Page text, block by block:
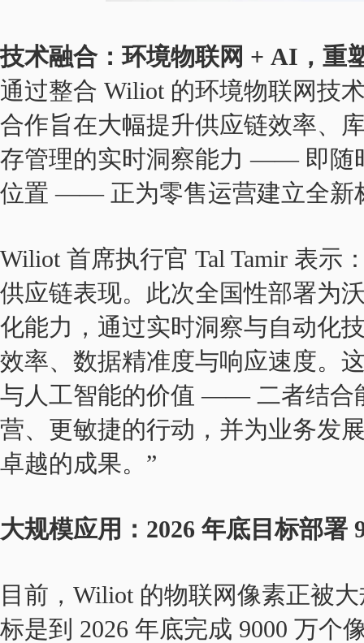
技术融合：环境物联网 + AI，重
通过整合 Wiliot 的环境物联网技
合作旨在大幅提升供应链效率、
存管理的实时洞察能力 —— 即随
位置 —— 正为零售运营建立全新
Wiliot 首席执行官 Tal Tamir 表示
供应链表现。此次全国性部署为
化能力，通过实时洞察与自动化
效率、数据精准度与响应速度。
与人工智能的价值 —— 二者结合
营、更敏捷的行动，并为业务发
卓越的成果。”
大规模应用：2026 年底目标部署
目前，Wiliot 的物联网像素正被
标是到 2026 年底完成 9000 万个